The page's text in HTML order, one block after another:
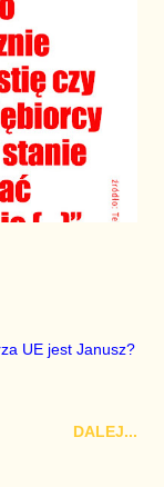
która
praw i
Istnieje
po myśli PiS,
przyjmie
Prawo i
UE jest Janusz?
DALEJ...